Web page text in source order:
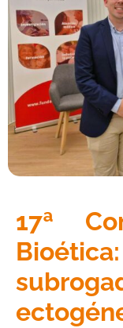
17ª
Bioética: